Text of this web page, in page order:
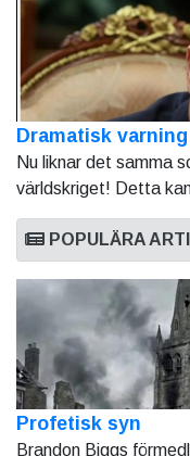
Dramatisk varning
Nu liknar det samma
världskriget! Detta
POPULÄRA
Profetisk syn
Brandon Biggs